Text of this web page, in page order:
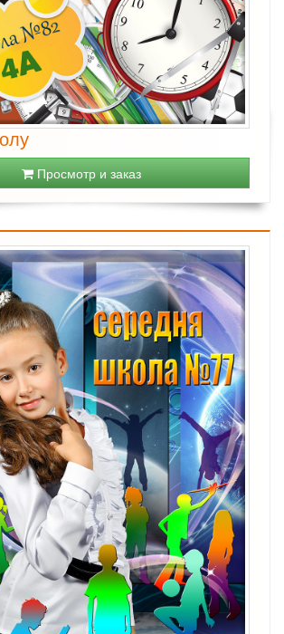
Просмотр и заказ